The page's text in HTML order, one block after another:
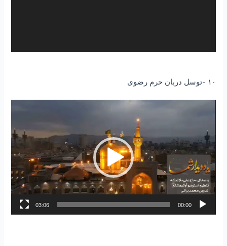
۱۰ -توسل دربان حرم رضوی
00:00
03:06